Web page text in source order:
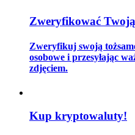
Strategie handlowe
Dowiedz się, jak zachować
Zweryfikować
Zweryfikuj swoją
osobowe i przesyłając
zdjęciem.
Kup kryptowaluty!